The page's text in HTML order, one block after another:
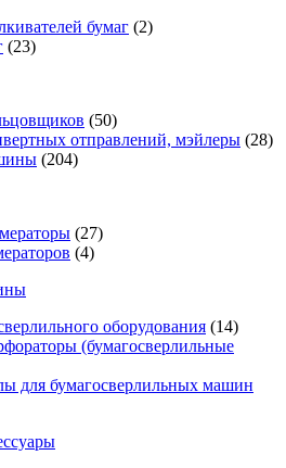
бумаг (2)
(23)
(50)
отправлений, мэйлеры (28)
(204)
(27)
(4)
оборудования (14)
(бумагосверлильные
для бумагосверлильных машин